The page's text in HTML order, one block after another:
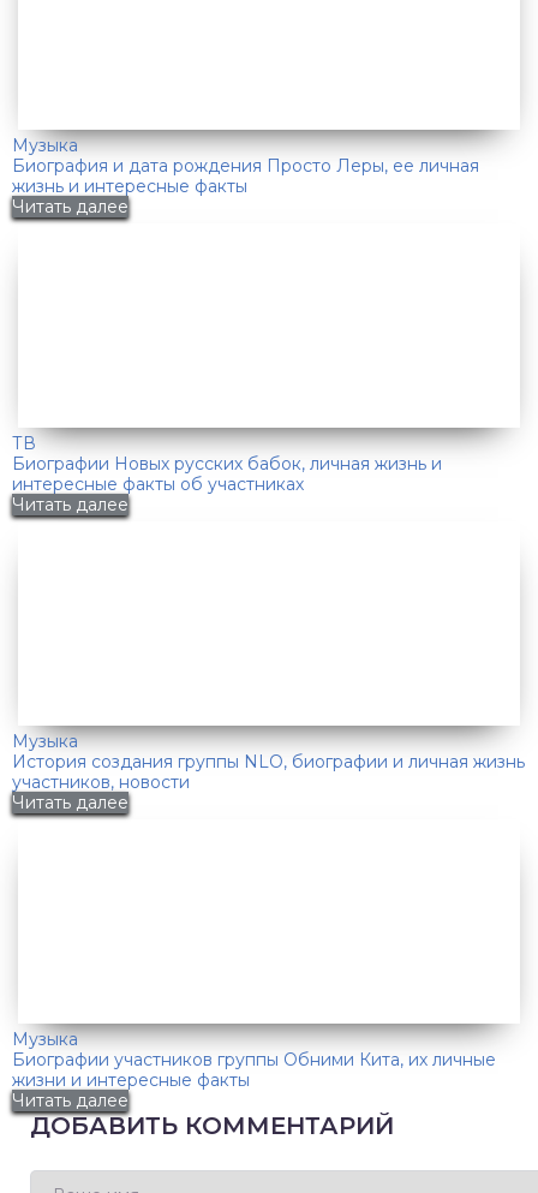
Музыка
Биография и дата рождения Просто Леры, ее личная
жизнь и интересные факты
Читать далее
ТВ
Биографии Новых русских бабок, личная жизнь и
интересные факты об участниках
Читать далее
Музыка
История создания группы NLO, биографии и личная жизнь
участников, новости
Читать далее
Музыка
Биографии участников группы Обними Кита, их личные
жизни и интересные факты
Читать далее
ДОБАВИТЬ КОММЕНТАРИЙ